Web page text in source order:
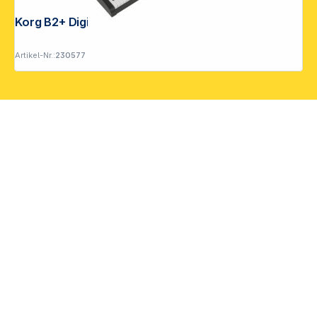
Korg B2+ Digitalpiano Schwarz
Artikel-Nr.:230577
Copyright © 2001 - 2026 DGH - Alle Rechte vorbehalten.